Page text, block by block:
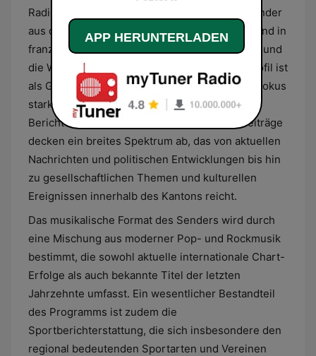
Radio Fribourg ist ein regionaler Privatradiosender
aus der Schweiz, der sein Programm vorwiegend in
französischer Sprache für die Region Freiburg und
die Westschweiz ausstrahlt. Das inhaltliche Profil ist
als Generalistensender konzipiert, wobei der Fokus
stark auf der lokalen und regionalen
Berichterstattung liegt. Die redaktionellen Beiträge
decken ein breites Spektrum ab, das von aktuellen
Nachrichten und politischen Entwicklungen bis hin
zu gesellschaftlichen Themen und kulturellen
Ereignissen innerhalb des Kantons reicht.
Das musikalische Format des Senders wird durch
eine Mischung aus moderner Pop- und Rockmusik
bestimmt, die sowohl aktuelle internationale Chart-
Erfolge als auch bekannte Titel der letzten
Jahrzehnte umfasst. Ein wesentlicher Bestandteil
des Programms ist zudem die
Sportberichterstattung, die sich insbesondere den
regional bedeutenden Sportarten und Vereinen
APP HERUNTERLADEN